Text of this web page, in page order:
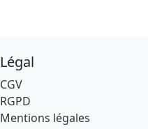
Légal
CGV
RGPD
Mentions légales